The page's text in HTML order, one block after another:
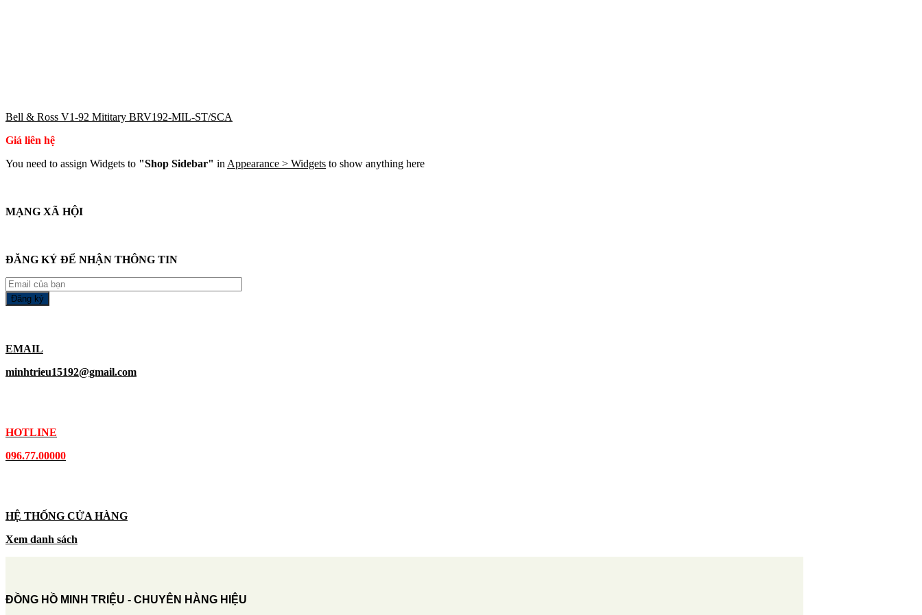
Bell & Ross V1-92 Mititary BRV192-MIL-ST/SCA
Giá liên hệ
You need to assign Widgets to "Shop Sidebar" in Appearance > Widgets to show anything here
MẠNG XÃ HỘI
ĐĂNG KÝ ĐỂ NHẬN THÔNG TIN
EMAIL
minhtrieu15192@gmail.com
HOTLINE
096.77.00000
HỆ THỐNG CỬA HÀNG
Xem danh sách
ĐỒNG HỒ MINH TRIỆU - CHUYÊN HÀNG HIỆU